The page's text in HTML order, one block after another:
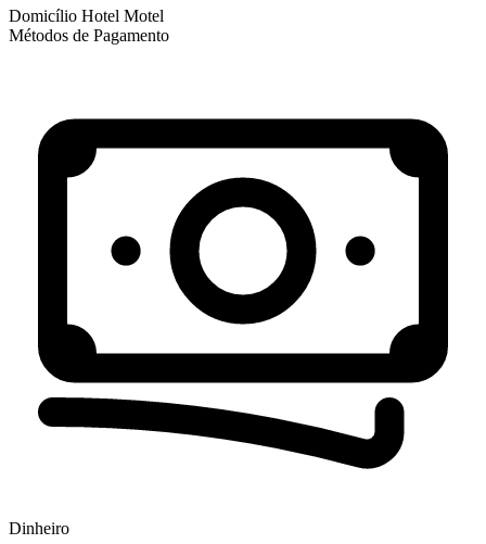
Domicílio Hotel Motel
Métodos de Pagamento
Dinheiro